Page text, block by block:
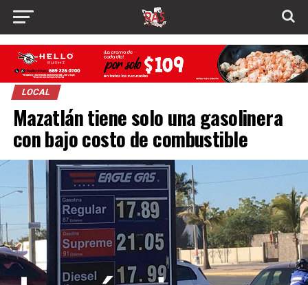
LOCAL
Mazatlán tiene solo una gasolinera
con bajo costo de combustible